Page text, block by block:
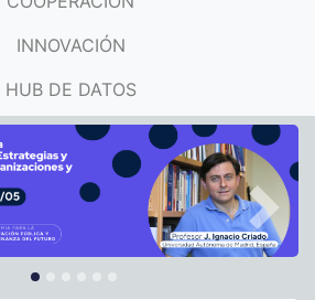
INNOVACIÓN
HUB DE DATOS
Next